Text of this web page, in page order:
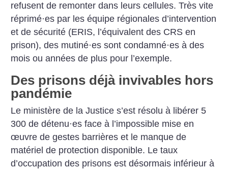
refusent de remonter dans leurs cellules. Très vite
réprimé·es par les équipe régionales d’intervention
et de sécurité (ERIS, l’équivalent des CRS en
prison), des mutiné·es sont condamné·es à des
mois ou années de plus pour l’exemple.
Des prisons déjà invivables hors
pandémie
Le ministère de la Justice s’est résolu à libérer 5
300 de détenu·es face à l’impossible mise en
œuvre de gestes barrières et le manque de
matériel de protection disponible. Le taux
d’occupation des prisons est désormais inférieur à